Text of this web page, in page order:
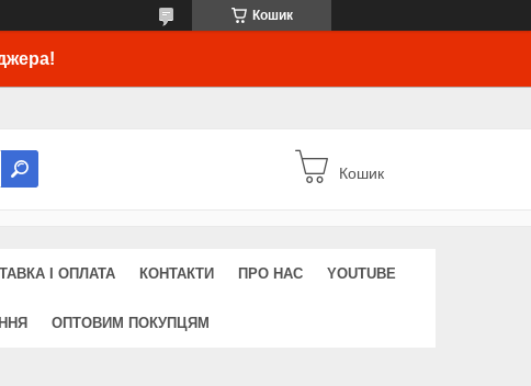
Кошик
Кошик
І ОПЛАТА КОНТАКТИ ПРО НАС YOUTUBE
ОПТОВИМ ПОКУПЦЯМ